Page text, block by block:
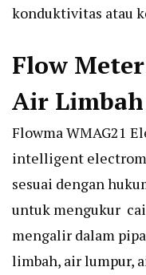
konduktivitas atau
Flow
Air Limbah
Flowma WMAG21
intelligent
sesuai dengan
untuk mengukur
mengalir dalam
limbah, air lumpur,